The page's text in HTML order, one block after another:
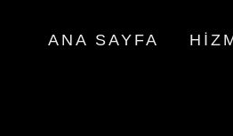
ANA SAYFA